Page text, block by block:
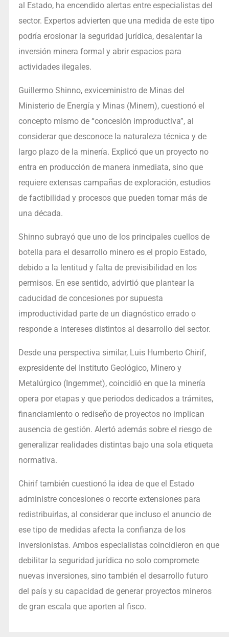
al Estado, ha encendido alertas entre especialistas del
sector. Expertos advierten que una medida de este tipo
podría erosionar la seguridad jurídica, desalentar la
inversión minera formal y abrir espacios para
actividades ilegales.
Guillermo Shinno, exviceministro de Minas del
Ministerio de Energía y Minas (Minem), cuestionó el
concepto mismo de “concesión improductiva”, al
considerar que desconoce la naturaleza técnica y de
largo plazo de la minería. Explicó que un proyecto no
entra en producción de manera inmediata, sino que
requiere extensas campañas de exploración, estudios
de factibilidad y procesos que pueden tomar más de
una década.
Shinno subrayó que uno de los principales cuellos de
botella para el desarrollo minero es el propio Estado,
debido a la lentitud y falta de previsibilidad en los
permisos. En ese sentido, advirtió que plantear la
caducidad de concesiones por supuesta
improductividad parte de un diagnóstico errado o
responde a intereses distintos al desarrollo del sector.
Desde una perspectiva similar, Luis Humberto Chirif,
expresidente del Instituto Geológico, Minero y
Metalúrgico (Ingemmet), coincidió en que la minería
opera por etapas y que periodos dedicados a trámites,
financiamiento o rediseño de proyectos no implican
ausencia de gestión. Alertó además sobre el riesgo de
generalizar realidades distintas bajo una sola etiqueta
normativa.
Chirif también cuestionó la idea de que el Estado
administre concesiones o recorte extensiones para
redistribuirlas, al considerar que incluso el anuncio de
ese tipo de medidas afecta la confianza de los
inversionistas. Ambos especialistas coincidieron en que
debilitar la seguridad jurídica no solo compromete
nuevas inversiones, sino también el desarrollo futuro
del país y su capacidad de generar proyectos mineros
de gran escala que aporten al fisco.